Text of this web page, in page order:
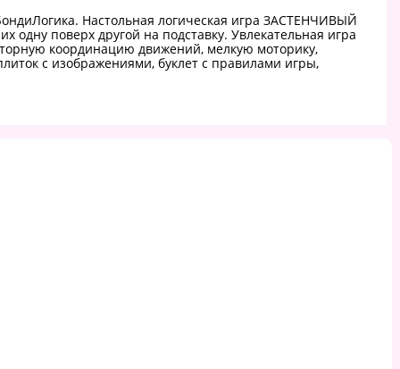
Настольная логическая игра ЗАСТЕНЧИВЫЙ
поверх другой на подставку. Увлекательная игра
координацию движений, мелкую моторику,
с изображениями, буклет с правилами игры,